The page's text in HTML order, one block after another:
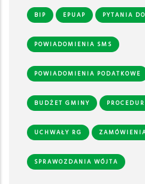
BIP EPUAP PYTANIA
POWIADOMIENIA SMS
POWIADOMIENIA PODATKOWE
BUDŻET GMINY
UCHWAŁY RG
SPRAWOZDANIA WÓJTA